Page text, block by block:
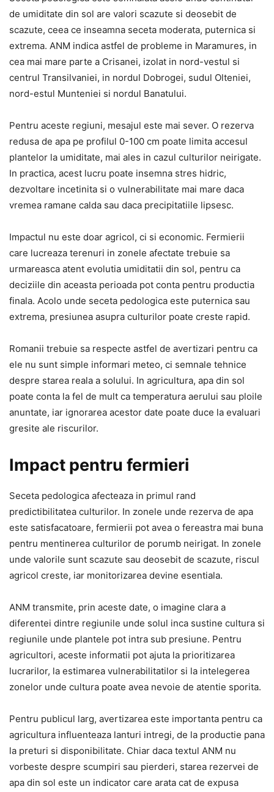
de umiditate din sol are valori scazute si deosebit de
scazute, ceea ce inseamna seceta moderata, puternica si
extrema. ANM indica astfel de probleme in Maramures, in
cea mai mare parte a Crisanei, izolat in nord-vestul si
centrul Transilvaniei, in nordul Dobrogei, sudul Olteniei,
nord-estul Munteniei si nordul Banatului.
Pentru aceste regiuni, mesajul este mai sever. O rezerva
redusa de apa pe profilul 0-100 cm poate limita accesul
plantelor la umiditate, mai ales in cazul culturilor neirigate.
In practica, acest lucru poate insemna stres hidric,
dezvoltare incetinita si o vulnerabilitate mai mare daca
vremea ramane calda sau daca precipitatiile lipsesc.
Impactul nu este doar agricol, ci si economic. Fermierii
care lucreaza terenuri in zonele afectate trebuie sa
urmareasca atent evolutia umiditatii din sol, pentru ca
deciziile din aceasta perioada pot conta pentru productia
finala. Acolo unde seceta pedologica este puternica sau
extrema, presiunea asupra culturilor poate creste rapid.
Romanii trebuie sa respecte astfel de avertizari pentru ca
ele nu sunt simple informari meteo, ci semnale tehnice
despre starea reala a solului. In agricultura, apa din sol
poate conta la fel de mult ca temperatura aerului sau ploile
anuntate, iar ignorarea acestor date poate duce la evaluari
gresite ale riscurilor.
Impact pentru fermieri
Seceta pedologica afecteaza in primul rand
predictibilitatea culturilor. In zonele unde rezerva de apa
este satisfacatoare, fermierii pot avea o fereastra mai buna
pentru mentinerea culturilor de porumb neirigat. In zonele
unde valorile sunt scazute sau deosebit de scazute, riscul
agricol creste, iar monitorizarea devine esentiala.
ANM transmite, prin aceste date, o imagine clara a
diferentei dintre regiunile unde solul inca sustine cultura si
regiunile unde plantele pot intra sub presiune. Pentru
agricultori, aceste informatii pot ajuta la prioritizarea
lucrarilor, la estimarea vulnerabilitatilor si la intelegerea
zonelor unde cultura poate avea nevoie de atentie sporita.
Pentru publicul larg, avertizarea este importanta pentru ca
agricultura influenteaza lanturi intregi, de la productie pana
la preturi si disponibilitate. Chiar daca textul ANM nu
vorbeste despre scumpiri sau pierderi, starea rezervei de
apa din sol este un indicator care arata cat de expusa